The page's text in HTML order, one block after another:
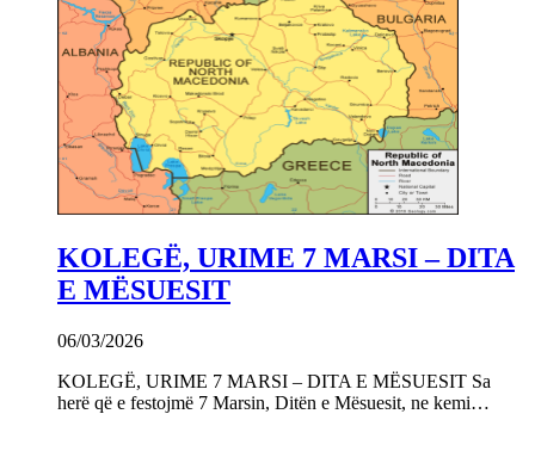
KOLEGË, URIME 7 MARSI – DITA
E MËSUESIT
06/03/2026
KOLEGË, URIME 7 MARSI – DITA E MËSUESIT Sa
herë që e festojmë 7 Marsin, Ditën e Mësuesit, ne kemi…